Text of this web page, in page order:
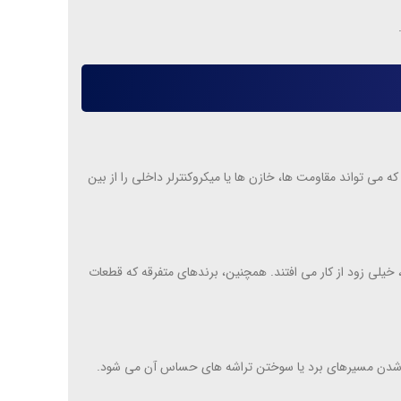
تواند مقاومت ها، خازن ها یا میکروکنترلر داخلی را از بین
زود از کار می افتند. همچنین، برندهای متفرقه که قطعات
شدن مسیرهای برد یا سوختن تراشه های حساس آن می شود.